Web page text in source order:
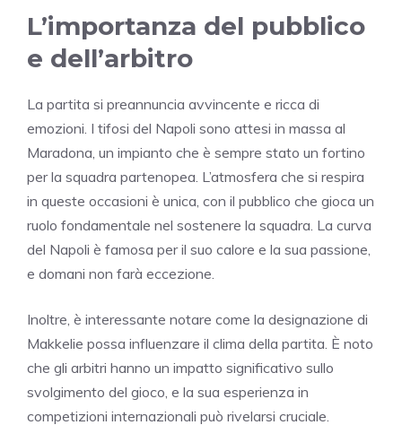
L’importanza del pubblico
e dell’arbitro
La partita si preannuncia avvincente e ricca di
emozioni. I tifosi del Napoli sono attesi in massa al
Maradona, un impianto che è sempre stato un fortino
per la squadra partenopea. L’atmosfera che si respira
in queste occasioni è unica, con il pubblico che gioca un
ruolo fondamentale nel sostenere la squadra. La curva
del Napoli è famosa per il suo calore e la sua passione,
e domani non farà eccezione.
Inoltre, è interessante notare come la designazione di
Makkelie possa influenzare il clima della partita. È noto
che gli arbitri hanno un impatto significativo sullo
svolgimento del gioco, e la sua esperienza in
competizioni internazionali può rivelarsi cruciale.